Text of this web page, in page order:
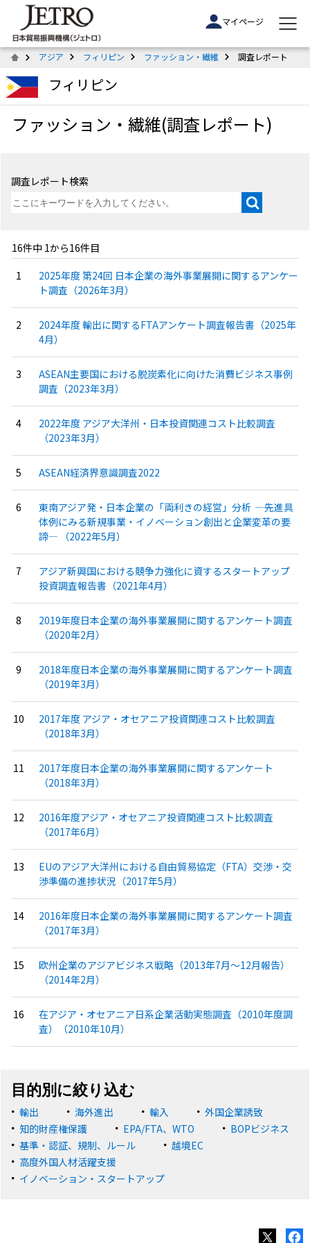
マイページ
アジア フィリピン ファッション・繊維 調査レポート
フィリピン
ファッション・繊維(調査レポート)
調査レポート検索
16件中 1から16件目
2025年度 第24回 日本企業の海外事業展開に関するアンケー
ト調査（2026年3月）
2024年度 輸出に関するFTAアンケート調査報告書（2025年
4月）
ASEAN主要国における脱炭素化に向けた消費ビジネス事例
調査（2023年3月）
2022年度 アジア大洋州・日本投資関連コスト比較調査
（2023年3月）
ASEAN経済界意識調査2022
東南アジア発・日本企業の「両利きの経営」分析 ―先進具
体例にみる新規事業・イノベーション創出と企業変革の要
諦― （2022年5月）
アジア新興国における競争力強化に資するスタートアップ
投資調査報告書（2021年4月）
2019年度日本企業の海外事業展開に関するアンケート調査
（2020年2月）
2018年度日本企業の海外事業展開に関するアンケート調査
（2019年3月）
2017年度 アジア・オセアニア投資関連コスト比較調査
（2018年3月）
2017年度日本企業の海外事業展開に関するアンケート
（2018年3月）
2016年度アジア・オセアニア投資関連コスト比較調査
（2017年6月）
EUのアジア大洋州における自由貿易協定（FTA）交渉・交
渉準備の進捗状況（2017年5月）
2016年度日本企業の海外事業展開に関するアンケート調査
（2017年3月）
欧州企業のアジアビジネス戦略（2013年7月〜12月報告）
（2014年2月）
在アジア・オセアニア日系企業活動実態調査（2010年度調
査）（2010年10月）
目的別に絞り込む
輸出 海外進出 輸入
外国企業誘致
知的財産権保護
EPA/FTA、WTO
BOPビジネス
基準・認証、規制、ルール
越境EC
高度外国人材活躍支援
イノベーション・スタートアップ